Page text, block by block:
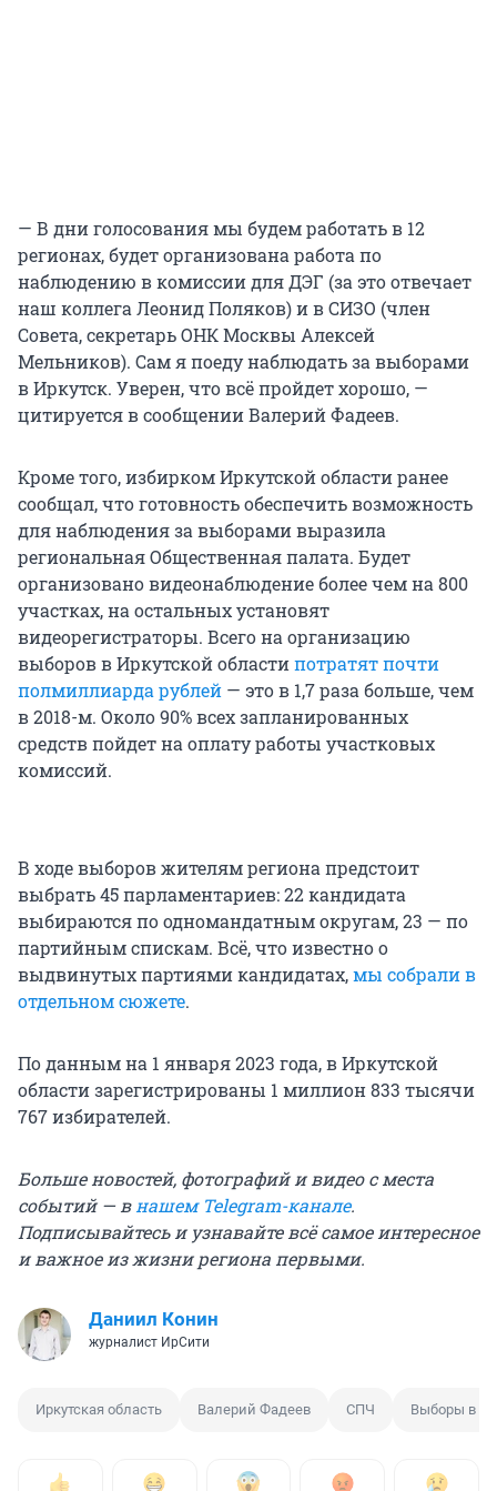
— В дни голосования мы будем работать в 12
регионах, будет организована работа по
наблюдению в комиссии для ДЭГ (за это отвечает
наш коллега Леонид Поляков) и в СИЗО (член
Совета, секретарь ОНК Москвы Алексей
Мельников). Сам я поеду наблюдать за выборами
в Иркутск. Уверен, что всё пройдет хорошо, —
цитируется в сообщении Валерий Фадеев.
Кроме того, избирком Иркутской области ранее
сообщал, что готовность обеспечить возможность
для наблюдения за выборами выразила
региональная Общественная палата. Будет
организовано видеонаблюдение более чем на 800
участках, на остальных установят
видеорегистраторы. Всего на организацию
выборов в Иркутской областипотратят почти
полмиллиарда рублей — это в 1,7 раза больше, чем
в 2018-м. Около 90% всех запланированных
средств пойдет на оплату работы участковых
комиссий.
В ходе выборов жителям региона предстоит
выбрать 45 парламентариев: 22 кандидата
выбираются по одномандатным округам, 23 — по
партийным спискам. Всё, что известно о
выдвинутых партиями кандидатах,мы собрали в
отдельном сюжете.
По данным на 1 января 2023 года, в Иркутской
области зарегистрированы 1 миллион 833 тысячи
767 избирателей.
Больше новостей, фотографий и видео с места
событий — внашем Telegram-канале.
Подписывайтесь и узнавайте всё самое интересное
и важное из жизни региона первыми.
Даниил Конин
журналист ИрСити
Иркутская область Валерий Фадеев СПЧ Выборы в